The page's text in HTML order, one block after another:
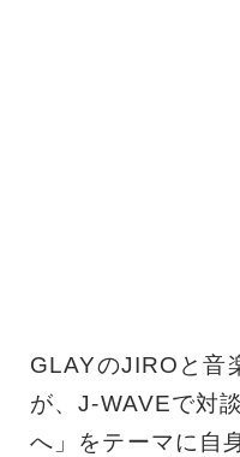
GLAYのJIROと音
が、J-WAVEで対
へ」をテーマに自